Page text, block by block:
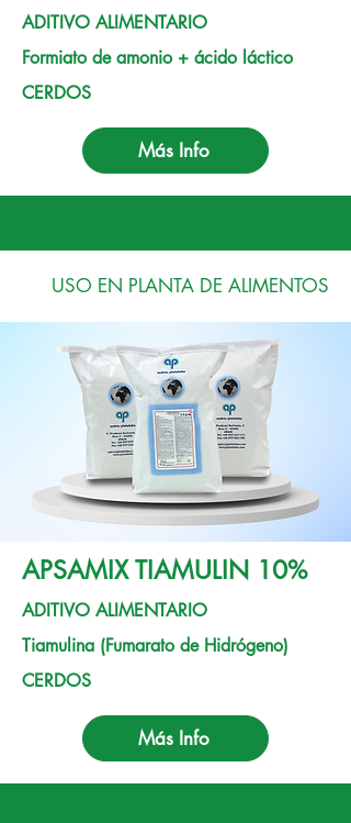
ADITIVO ALIMENTARIO
Formiato de amonio + ácido láctico
CERDOS
Más Info
USO EN PLANTA DE ALIMENTOS
APSAMIX TIAMULIN 10%
ADITIVO ALIMENTARIO
Tiamulina (Fumarato de Hidrógeno)
CERDOS
Más Info